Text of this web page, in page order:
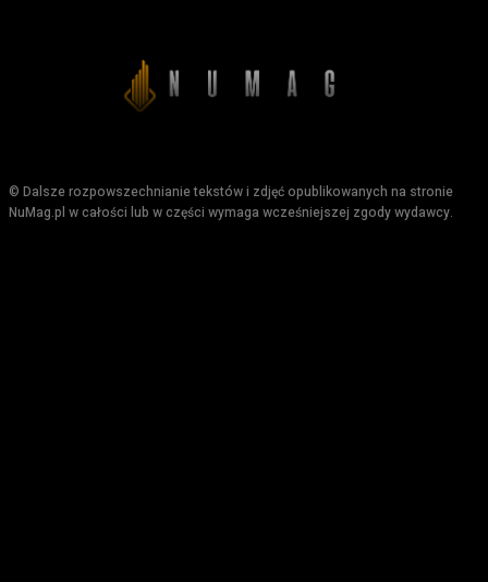
© Dalsze rozpowszechnianie tekstów i zdjęć opublikowanych na stronie
NuMag.pl w całości lub w części wymaga wcześniejszej zgody wydawcy.